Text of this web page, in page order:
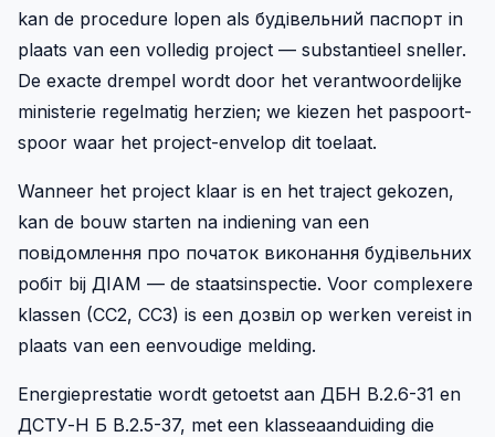
kan de procedure lopen als будівельний паспорт in
plaats van een volledig project — substantieel sneller.
De exacte drempel wordt door het verantwoordelijke
ministerie regelmatig herzien; we kiezen het paspoort-
spoor waar het project-envelop dit toelaat.
Wanneer het project klaar is en het traject gekozen,
kan de bouw starten na indiening van een
повідомлення про початок виконання будівельних
робіт bij ДІАМ — de staatsinspectie. Voor complexere
klassen (CC2, CC3) is een дозвіл op werken vereist in
plaats van een eenvoudige melding.
Energieprestatie wordt getoetst aan ДБН В.2.6-31 en
ДСТУ-Н Б В.2.5-37, met een klasseaanduiding die